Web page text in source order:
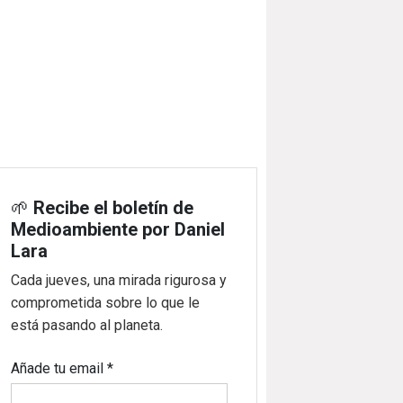
🌱 Recibe el boletín de
Medioambiente por Daniel
Lara
Cada jueves, una mirada rigurosa y
comprometida sobre lo que le
está pasando al planeta.
Añade tu email*